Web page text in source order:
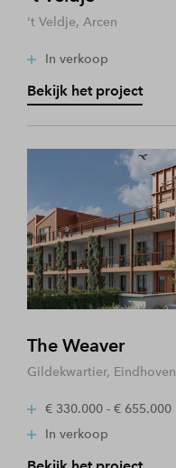
't Veldje, Arcen
In verkoop
Bekijk het project
The Weaver
Gildekwartier, Eindhoven
€ 330.000 - € 655.000
In verkoop